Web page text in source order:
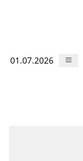
01.07.2026